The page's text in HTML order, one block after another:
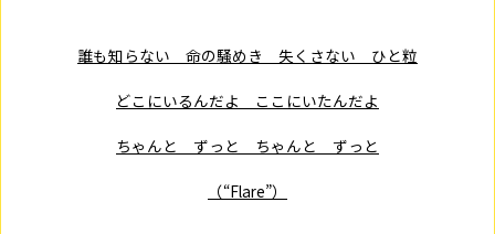
誰も知らない 命の騒めき 失くさない ひと粒
どこにいるんだよ ここにいたんだよ
ちゃんと ずっと ちゃんと ずっと
（“Flare”）